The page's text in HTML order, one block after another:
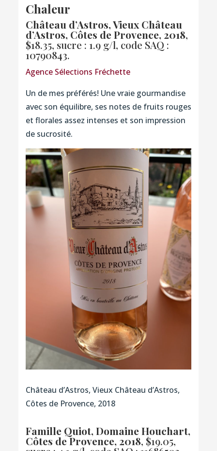
Chaleur
Château d’Astros, Vieux Château
d’Astros, Côtes de Provence, 2018,
$18.35, sucre : 1.9 g/l, code SAQ :
10790843.
Agence Sélections Fréchette
Un de mes préférés! Une vraie gourmandise
avec son équilibre, ses notes de fruits rouges
et florales assez intenses et son impression
de sucrosité.
Château d’Astros, Vieux Château d’Astros,
Côtes de Provence, 2018
Famille Quiot, Domaine Houchart,
Côtes de Provence, 2018, $19.05,